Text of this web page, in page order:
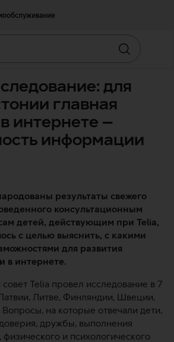
Искать
для
главная
интернете –
информации
результаты свежего
консультационным
детей, действующим при Telia,
с целью выяснить, с какими
для развития
в интернете.
Telia провел исследование в 7
Литве, Финляндии, Швеции,
на которые отвечали дети,
дружбы, выполнения
и психологического